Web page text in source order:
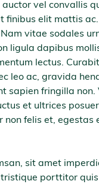
vel convallis
elit mattis
vitae sodales
ligula dapibus
lectus.
leo ac, gravida
sapien fringilla non.
et ultrices
non felis et, egestas
sit amet
porttitor